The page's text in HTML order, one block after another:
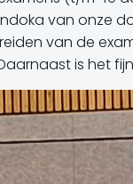
van onze
van de
is het